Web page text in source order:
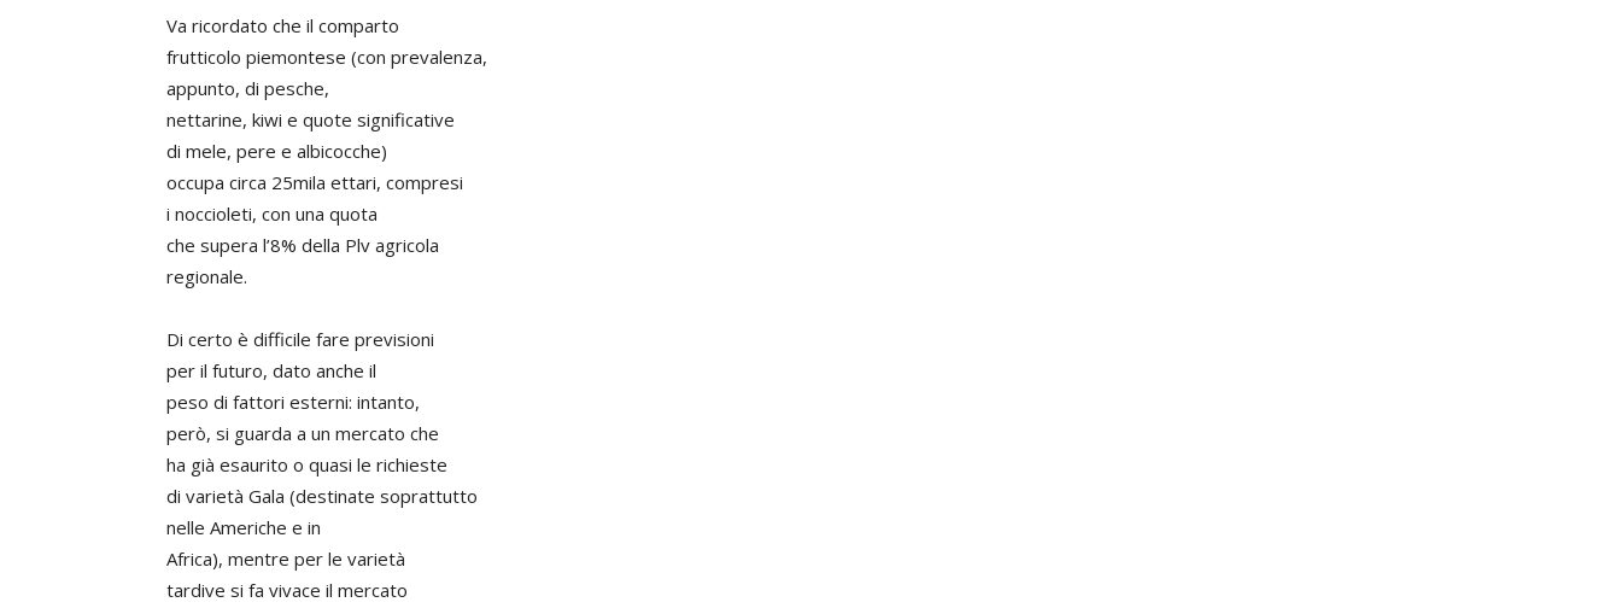
Va ricordato che il comparto
frutticolo piemontese (con prevalenza,
appunto, di pesche,
nettarine, kiwi e quote significative
di mele, pere e albicocche)
occupa circa 25mila ettari, compresi
i noccioleti, con una quota
che supera l’8% della Plv agricola
regionale.
Di certo è difficile fare previsioni
per il futuro, dato anche il
peso di fattori esterni: intanto,
però, si guarda a un mercato che
ha già esaurito o quasi le richieste
di varietà Gala (destinate soprattutto
nelle Americhe e in
Africa), mentre per le varietà
tardive si fa vivace il mercato